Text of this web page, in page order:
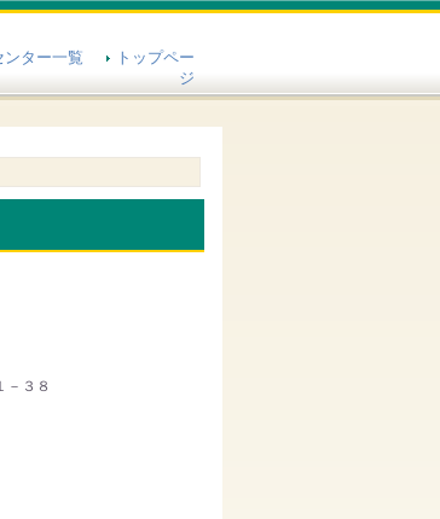
ター一覧
トップペー
ジ
－３８